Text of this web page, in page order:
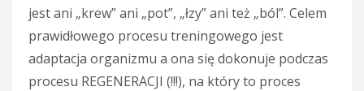
jest ani „krew” ani „pot”, „łzy” ani też „ból”. Celem
prawidłowego procesu treningowego jest
adaptacja organizmu a ona się dokonuje podczas
procesu REGENERACJI (!!!), na który to proces